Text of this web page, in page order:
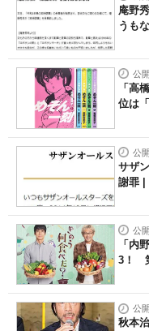
庵野
うも
公
「高
位は
公
サザ
謝罪 |
公
「内
3！
公
秋本